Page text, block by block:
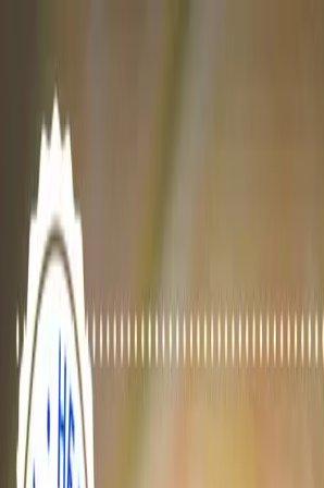
Os Nossos Espaços
Descobrir